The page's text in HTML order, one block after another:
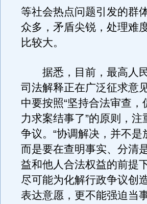
等社会热点问题引发的群
众多，矛盾尖锐，处理难
比较大。
据悉，目前，最高人民
司法解释正在广泛征求意
中要按照“坚持合法审查
力求案结事了”的原则，
争议。“协调解决，并不
而是要在查明事实、分清
益和他人合法权益的前提
尽可能为化解行政争议创
表达意愿，更不能强迫当